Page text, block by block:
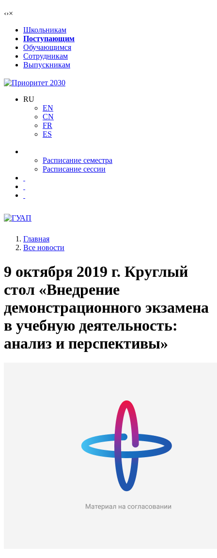
‹›×
Школьникам
Поступающим
Обучающимся
Сотрудникам
Выпускникам
RU
EN
CN
FR
ES
Расписание семестра
Расписание сессии
Главная
Все новости
9 октября 2019 г. Круглый
стол «Внедрение
демонстрационного экзамена
в учебную деятельность:
анализ и перспективы»